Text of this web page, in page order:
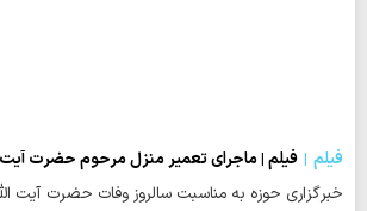
فیلم
فیلم | ماجرای تعمیر منزل مرحوم حضرت
خبرگزاری حوزه به مناسبت سالروز وفات حضرت آیت